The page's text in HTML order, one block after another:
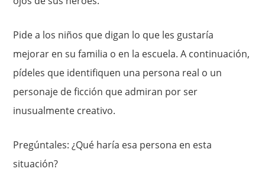
Pide a los niños que digan lo que les gustaría
mejorar en su familia o en la escuela. A continuación,
pídeles que identifiquen una persona real o un
personaje de ficción que admiran por ser
inusualmente creativo.
Pregúntales: ¿Qué haría esa persona en esta
situación?